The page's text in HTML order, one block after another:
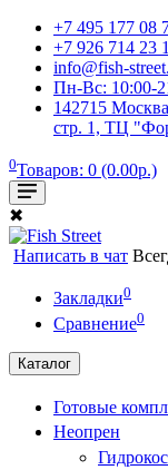
+7 495 177 08
+7 926 714 23
info@fish-
Пн-Вс: 10:00-
142715
стр. 1, ТЦ
0Товаров: 0 (0.00р.)
✖
Написать в чат
Закладки0
Сравнение0
Каталог
Готовые
Неопрен